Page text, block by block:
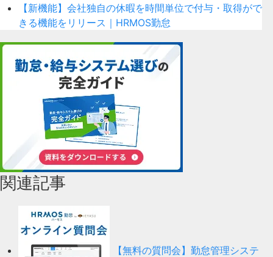
【新機能】会社独自の休暇を時間単位で付与・取得がで
きる機能をリリース｜HRMOS勤怠
関連記事
【無料の質問会】勤怠管理システ